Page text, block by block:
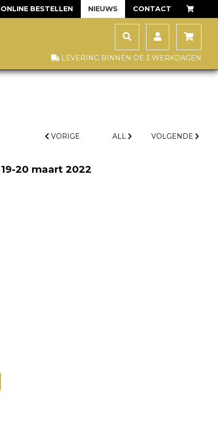
ONLINE BESTELLEN NIEUWS CONTACT
LEVERING BINNEN DE 3 WERKDAGEN
VORIGE ALL VOLGENDE
20 maart 2022